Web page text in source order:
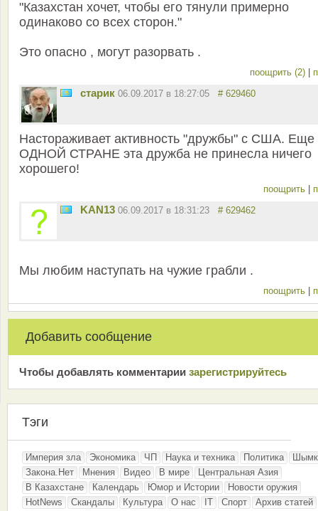
"Казахстан хочет, чтобы его тянули примерно
одинаково со всех сторон."
Это опасно , могут разорвать .
поощрить (2)
старик 06.09.2017 в 18:27:05 # 629460
Настораживает активность "дружбы" с США.
ОДНОЙ СТРАНЕ эта дружба не принесла ничего
хорошего!
поощрить
KAN13 06.09.2017 в 18:31:23 # 629462
Мы любим наступать на чужие грабли .
поощрить
Добавить сообщение
Чтобы добавлять комментарии зарeгиcтрирyйтeсь
Тэги
Империя зла Экономика ЧП Наука и техника Политика
Закона.Нет
Мнения Видео В мире
Центральная Азия
В Казахстане
Календарь Юмор и Истории
Новости оружия
HotNews
Скандалы Культура О нас IT Спорт
Архив статей